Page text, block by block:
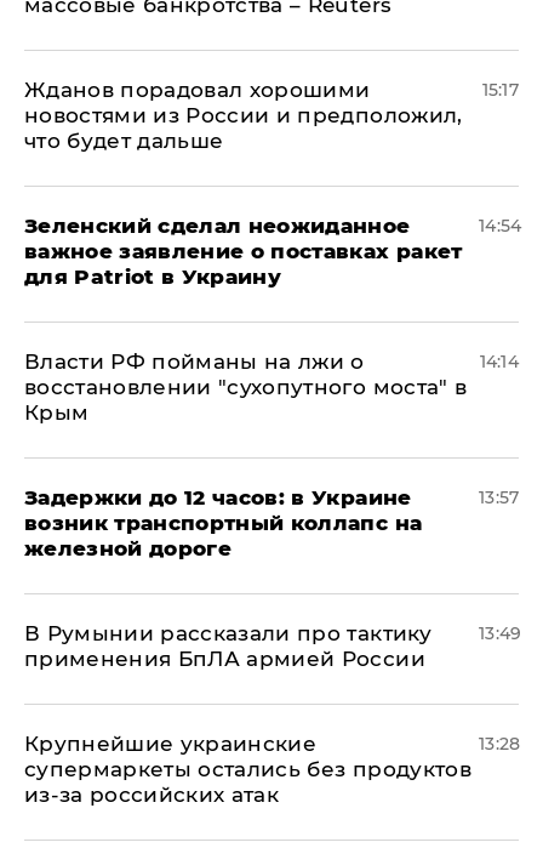
Жданов порадовал хорошими
новостями из России и предположил,
что будет дальше
15:17
Зеленский сделал неожиданное
важное заявление о поставках ракет
для Patriot в Украину
14:54
Власти РФ пойманы на лжи о
восстановлении "сухопутного моста" в
Крым
14:14
Задержки до 12 часов: в Украине
возник транспортный коллапс на
железной дороге
13:57
В Румынии рассказали про тактику
применения БпЛА армией России
13:49
Крупнейшие украинские
супермаркеты остались без продуктов
из-за российских атак
13:28